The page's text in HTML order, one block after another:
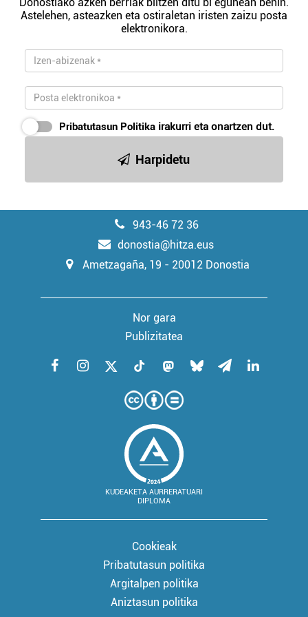
Donostiako azken berriak biltzen ditu bi egunean behin.
Astelehen, asteazken eta ostiraletan iristen zaizu posta
elektronikora.
Pribatutasun Politika irakurri eta onartzen dut.
Harpidetu
943-46 72 36
donostia@hitza.eus
Ametzagaña, 19 - 20012 Donostia
Nor gara
Publizitatea
KUDEAKETA AURRERATUARI
DIPLOMA
Cookieak
Pribatutasun politika
Argitalpen politika
Aniztasun politika